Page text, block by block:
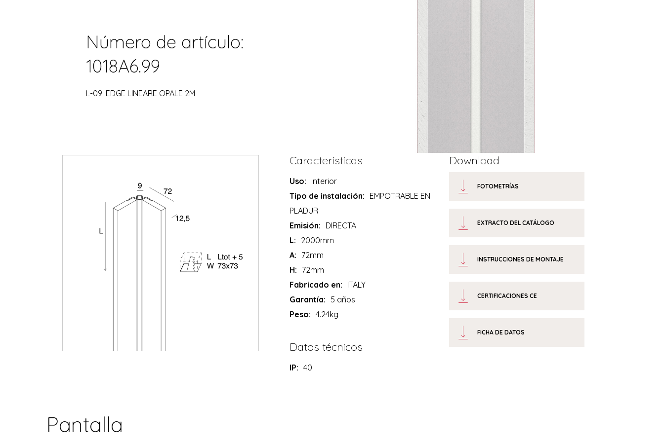
Número de artículo:
1018A6.99
L-09: EDGE LINEARE OPALE 2M
Características
Uso: Interior
Tipo de instalación: EMPOTRABLE EN
PLADUR
Emisión: DIRECTA
L: 2000mm
A: 72mm
H: 72mm
Fabricado en: ITALY
Garantía: 5 años
Peso: 4.24kg
Datos técnicos
IP: 40
Download
FOTOMETRÍAS
EXTRACTO DEL CATÁLOGO
INSTRUCCIONES DE MONTAJE
CERTIFICACIONES CE
FICHA DE DATOS
Pantalla